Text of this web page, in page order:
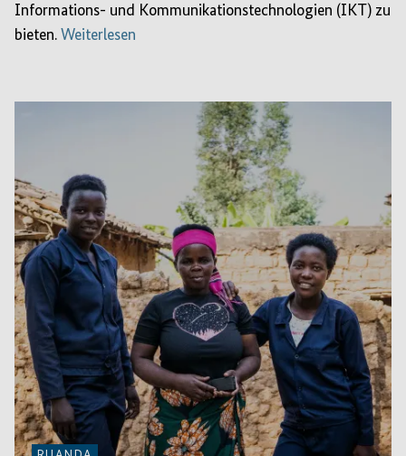
Informations- und Kommunikationstechnologien (IKT) zu
bieten. Weiterlesen